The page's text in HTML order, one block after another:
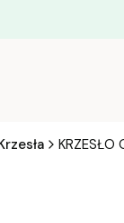
KRZESŁO
EKSTRA5